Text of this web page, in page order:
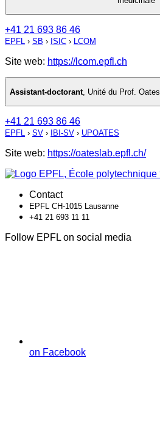
+41 21 693 86 46
EPFL › SB › ISIC › LCOM
Site web: https://lcom.epfl.ch
Assistant-doctorant Unité du Prof. Oates
+41 21 693 86 46
EPFL › SV › IBI-SV › UPOATES
Site web: https://oateslab.epfl.ch/
Contact
EPFL CH-1015 Lausanne
+41 21 693 11 11
Follow EPFL on social media
on Facebook